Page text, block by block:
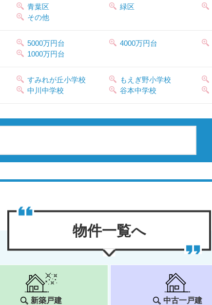
青葉区 緑区
その他
5000万円台 4000万円台
1000万円台
すみれが丘小学校 もえぎ野小学校
中川中学校
谷本中学校
物件⼀覧へ
新築戸建 中古一戸建